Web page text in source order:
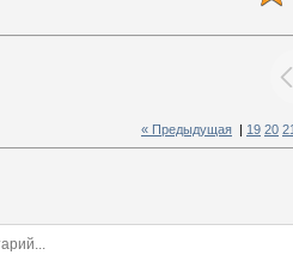
« Предыдущая 19 20